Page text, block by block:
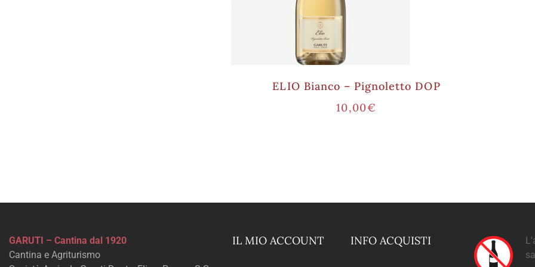
ELIO Bianco – Pignoletto DOP
10,00€
GARUTI – Cantina dal 1920
Cantina e Agriturismo
IL MIO ACCOUNT INFO ACQUISTI